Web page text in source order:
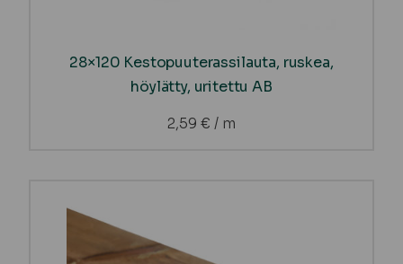
28×120 Kestopuuterassilauta, ruskea,
höylätty, uritettu AB
2,59 € / m